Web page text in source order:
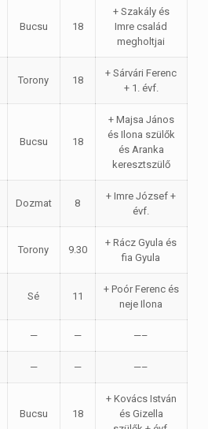
Bucsu 18
+ Szakály és
Imre család
megholtjai
Torony 18
+ Sárvári Ferenc
+ 1. évf.
Bucsu 18
+ Majsa János
és Ilona szülők
és Aranka
keresztszülő
Dozmat 8
+ Imre József +
évf.
Torony 9.30
+ Rácz Gyula és
fia Gyula
Sé 11
+ Poór Ferenc és
neje Ilona
— — —–
— — —–
Bucsu 18
+ Kovács István
és Gizella